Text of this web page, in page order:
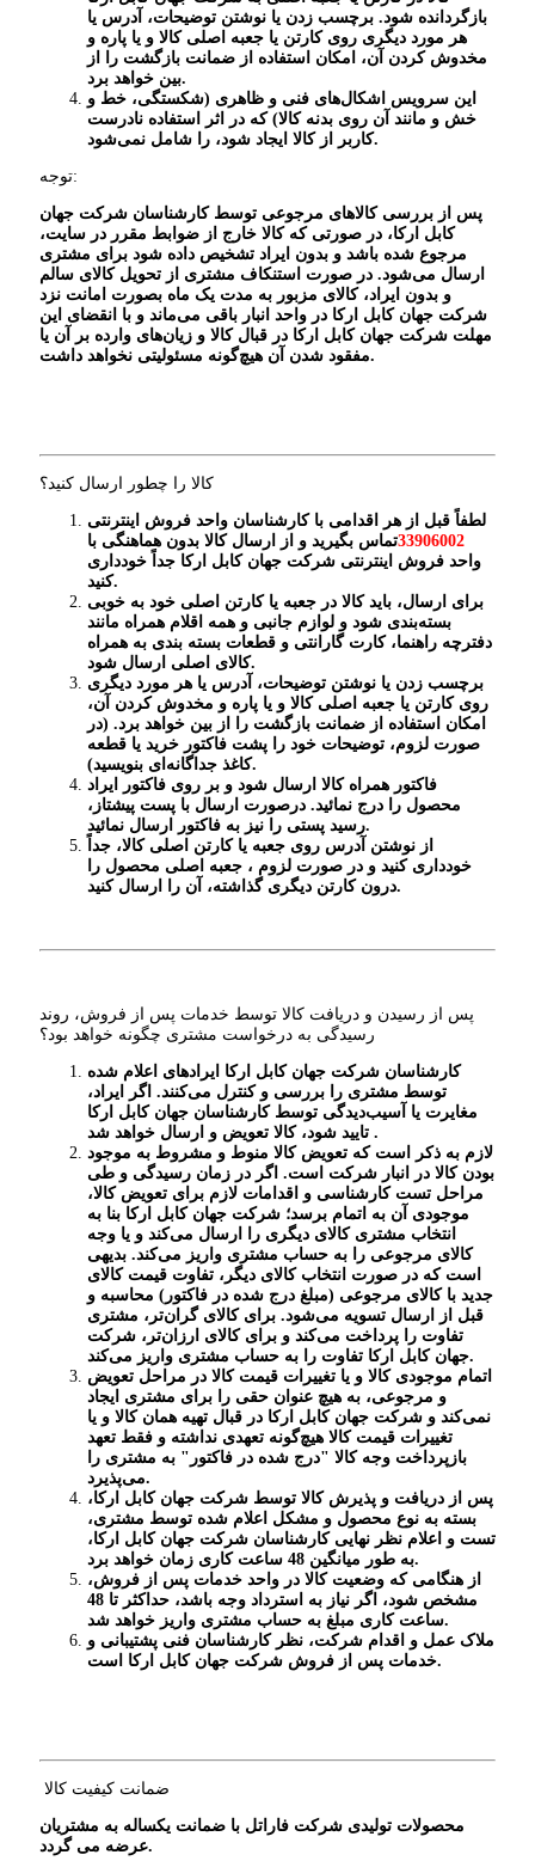
بازگردانده شود. برچسب زدن یا نوشتن توضیحات، آدرس یا
هر مورد دیگری روی کارتن یا جعبه اصلی کالا و یا پاره و
مخدوش کردن آن، امکان استفاده از ضمانت بازگشت را از
بین خواهد برد.
این سرویس اشکال‏‏‌های فنی و ظاهری (شکستگی، خط و
خش و مانند آن روی بدنه کالا) که در اثر استفاده نادرست
کاربر از کالا ایجاد شود، را شامل نمی‏‏‌شود.
توجه:
پس از بررسی کالاهای مرجوعی توسط کارشناسان شرکت جهان
کابل ارکا، در صورتی که کالا خارج از ضوابط مقرر در سایت،
مرجوع شده باشد و بدون ایراد تشخیص داده شود برای مشتری
ارسال می‌شود. در صورت استنکاف مشتری از تحویل کالای سالم
و بدون ایراد، کالای مزبور به مدت یک ماه بصورت امانت نزد
شرکت جهان کابل ارکا در واحد انبار باقی می‌ماند و با انقضای این
مهلت شرکت جهان کابل ارکا در قبال کالا و زیان‌های وارده بر آن یا
مفقود شدن آن هیچ‌گونه مسئولیتی نخواهد داشت.
کالا را چطور ارسال کنید؟
لطفاً قبل از هر اقدامی با کارشناسان واحد فروش اینترنتی
33906002تماس بگیرید و از ارسال کالا بدون هماهنگی با
واحد فروش اینترنتی شرکت جهان کابل ارکا جداً خودداری
کنید.
برای ارسال، باید کالا در جعبه یا کارتن اصلی خود به ‏خوبی
بسته‌بندی شود و لوازم جانبی و همه اقلام همراه مانند
دفترچه راهنما، کارت گارانتی و قطعات بسته بندی به همراه
کالای اصلی ارسال شود.
برچسب زدن یا نوشتن توضیحات، آدرس یا هر مورد دیگری
روی کارتن یا جعبه اصلی کالا و یا پاره و مخدوش کردن آن،
امکان استفاده از ضمانت بازگشت را از بین خواهد برد. (در
صورت لزوم، توضیحات خود را پشت فاکتور خرید یا قطعه
کاغذ جداگانه‌ای بنویسید).
فاکتور همراه کالا ارسال شود و بر روی فاکتور ایراد
محصول را درج نمائید. درصورت ارسال با پست پیشتاز،
رسید پستی را نیز به فاکتور ارسال نمائید.
از نوشتن آدرس روی جعبه یا کارتن اصلی کالا، جداً
خودداری کنید و در صورت لزوم ، جعبه اصلی محصول را
درون کارتن دیگری گذاشته، آن را ارسال کنید.
پس از رسیدن و دریافت کالا توسط خدمات پس از فروش، روند
رسیدگی به درخواست مشتری چگونه خواهد بود؟
کارشناسان شرکت جهان کابل ارکا ایرادهای اعلام شده
توسط مشتری را بررسی و کنترل می‌‏کنند. اگر ایراد،
مغایرت یا آسیب‌دیدگی توسط کارشناسان جهان کابل ارکا
تایید شود، کالا تعویض و ارسال خواهد شد .
لازم به ذکر است که تعویض کالا منوط و مشروط به موجود
بودن کالا در انبار شرکت است. اگر در زمان رسیدگی و طی
مراحل تست کارشناسی و اقدامات لازم برای تعویض کالا،
موجودی آن به اتمام برسد؛ شرکت جهان کابل ارکا بنا به
انتخاب مشتری کالای دیگری را ارسال می‌کند و یا وجه
کالای مرجوعی را به حساب مشتری واریز می‌کند. بدیهی
است که در صورت انتخاب کالای دیگر، تفاوت قیمت کالای
جدید با کالای مرجوعی (مبلغ درج شده در فاکتور) محاسبه و
قبل از ارسال تسویه می‌شود. برای کالای گران‌تر، مشتری
تفاوت را پرداخت می‌کند و برای کالای ارزان‌تر، شرکت
جهان کابل ارکا تفاوت را به حساب مشتری واریز می‌کند.
اتمام موجودی کالا و یا تغییرات قیمت کالا در مراحل تعویض
و مرجوعی، به هیچ عنوان حقی را برای مشتری ایجاد
نمی‌کند و شرکت جهان کابل ارکا در قبال تهیه همان کالا و یا
تغییرات قیمت کالا هیچ‌گونه تعهدی نداشته و فقط تعهد
بازپرداخت وجه کالا "درج شده در فاکتور" به مشتری را
می‌پذیرد.
پس از دریافت و پذیرش کالا توسط شرکت جهان کابل ارکا،
بسته به نوع محصول و مشکل اعلام شده توسط مشتری،
تست و اعلام نظر نهایی کارشناسان شرکت جهان کابل ارکا،
به طور میانگین 48 ساعت کاری زمان خواهد برد.
از هنگامی که وضعیت کالا در واحد خدمات پس از فروش،
مشخص شود، اگر نیاز به استرداد وجه باشد، حداکثر تا 48
ساعت کاری مبلغ به حساب مشتری واریز خواهد شد.
ملاک عمل و اقدام شرکت، نظر کارشناسان فنی پشتیبانی و
خدمات پس از فروش شرکت جهان کابل ارکا است.
ضمانت کیفیت کالا
محصولات تولیدی شرکت فاراتل با ضمانت یکساله به مشتریان
عرضه می گردد.